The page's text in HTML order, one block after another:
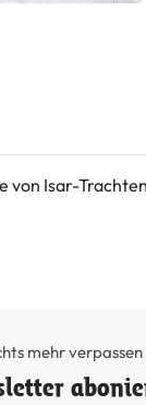
von Isar-
mehr verpassen